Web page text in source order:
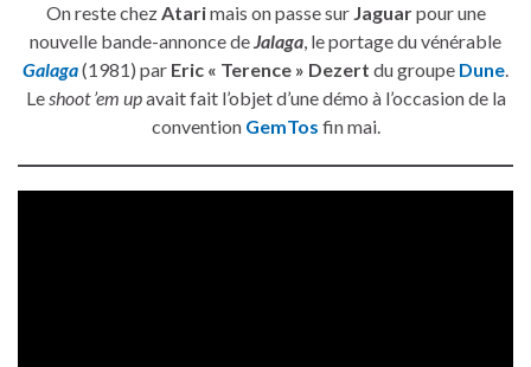
On reste chezAtarimais on passe sur Jaguarpour une
nouvelle bande-annonce deJalaga, le portage du vénérable
Galaga(1981) par Eric « Terence » Dezert du groupe Dune.
Leshoot ’em upavait fait l’objet d’une démo à l’occasion de la
convention GemTos fin mai.